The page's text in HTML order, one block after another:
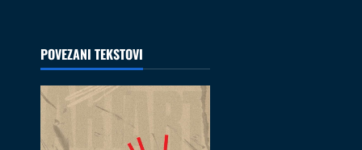
POVEZANI TEKSTOVI